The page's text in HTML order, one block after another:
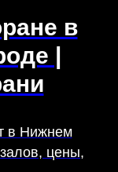
в
|
в Нижнем
цены,